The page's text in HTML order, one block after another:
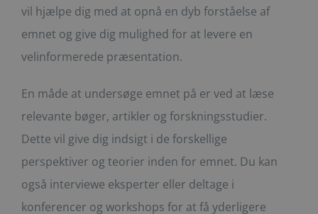
vil hjælpe dig med at opnå en dyb forståelse af
emnet og give dig mulighed for at levere en
velinformerede præsentation.
En måde at undersøge emnet på er ved at læse
relevante bøger, artikler og forskningsstudier.
Dette vil give dig indsigt i de forskellige
perspektiver og teorier inden for emnet. Du kan
også interviewe eksperter eller deltage i
konferencer og workshops for at få yderligere